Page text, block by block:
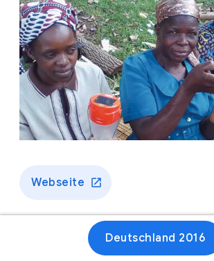
Webseite
Deutschland 2016